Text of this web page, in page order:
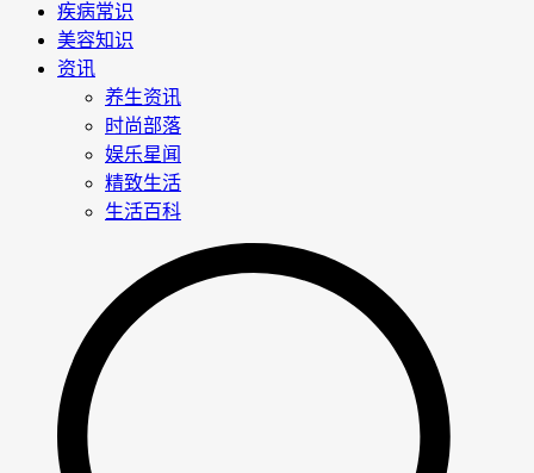
疾病常识
美容知识
资讯
养生资讯
时尚部落
娱乐星闻
精致生活
生活百科